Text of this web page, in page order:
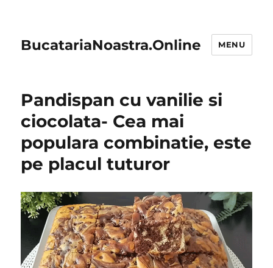
BucatariaNoastra.Online MENU
Pandispan cu vanilie si
ciocolata- Cea mai
populara combinatie, este
pe placul tuturor